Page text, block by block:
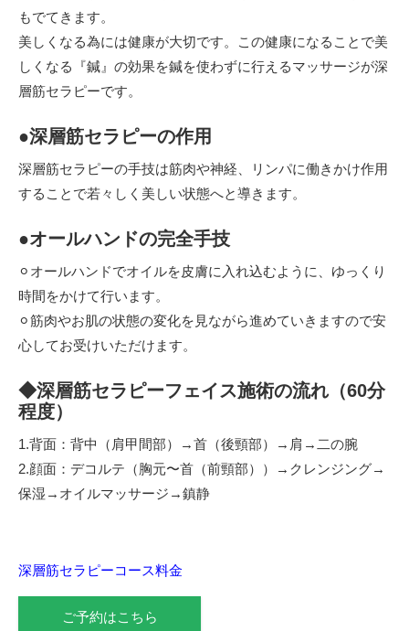
もでてきます。
美しくなる為には健康が大切です。この健康になることで美
しくなる『鍼』の効果を鍼を使わずに行えるマッサージが深
層筋セラピーです。
●深層筋セラピーの作用
深層筋セラピーの手技は筋肉や神経、リンパに働きかけ作用
することで若々しく美しい状態へと導きます。
●オールハンドの完全手技
⚪︎オールハンドでオイルを皮膚に入れ込むように、ゆっくり
時間をかけて行います。
⚪︎筋肉やお肌の状態の変化を見ながら進めていきますので安
心してお受けいただけます。
◆深層筋セラピーフェイス施術の流れ（60分
程度）
1.背面：背中（肩甲間部）→首（後頸部）→肩→二の腕
2.顔面：デコルテ（胸元〜首（前頸部））→クレンジング→
保湿→オイルマッサージ→鎮静
深層筋セラピーコース料金
ご予約はこちら